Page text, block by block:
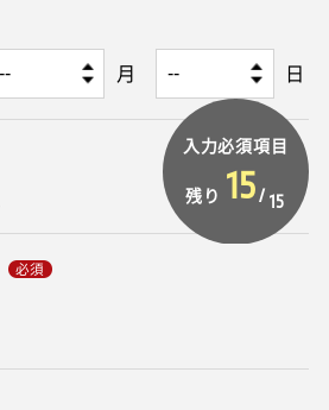
月 日
入力必須項目
残り 15/ 15